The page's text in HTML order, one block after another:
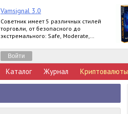
Vamsignal 3.0
Советник имеет 5 различных стилей
торговли, от безопасного до
экстремального: Safe, Moderate,
Каталог Журнал Криптовалюты